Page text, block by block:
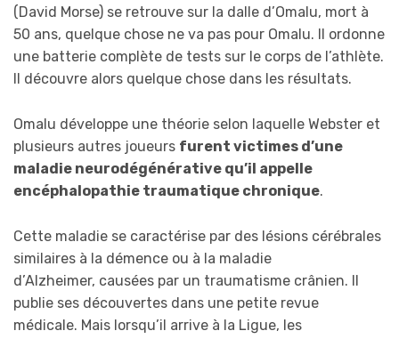
(David Morse) se retrouve sur la dalle d’Omalu, mort à
50 ans, quelque chose ne va pas pour Omalu. Il ordonne
une batterie complète de tests sur le corps de l’athlète.
Il découvre alors quelque chose dans les résultats.
Omalu développe une théorie selon laquelle Webster et
plusieurs autres joueurs furent victimes d’une
maladie neurodégénérative qu’il appelle
encéphalopathie traumatique chronique.
Cette maladie se caractérise par des lésions cérébrales
similaires à la démence ou à la maladie
d’Alzheimer, causées par un traumatisme crânien. Il
publie ses découvertes dans une petite revue
médicale. Mais lorsqu’il arrive à la Ligue, les